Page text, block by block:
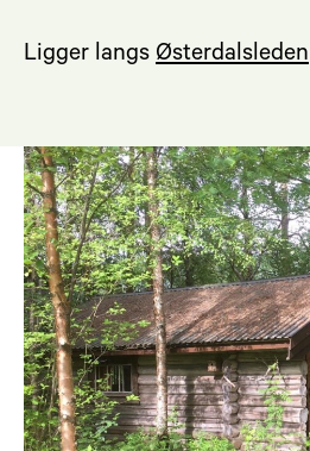
Ligger langs Østerdalsleden